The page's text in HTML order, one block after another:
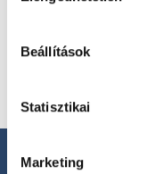
Beállítások
Statisztikai
Marketing